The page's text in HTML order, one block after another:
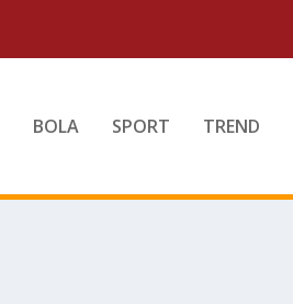
BOLA SPORT TREND